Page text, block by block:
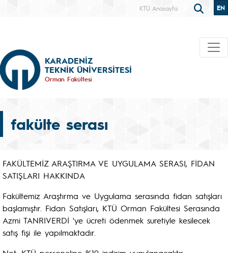
KTÜ Anasayfa EN
KARADENİZ
TEKNİK ÜNİVERSİTESİ
Orman Fakültesi
fakülte serası
FAKÜLTEMİZ ARAŞTIRMA VE UYGULAMA SERASI, FİDAN
SATIŞLARI HAKKINDA
Fakültemiz Araştırma ve Uygulama serasında fidan satışları
başlamıştır. Fidan Satışları, KTÜ Orman Fakültesi Serasında
Azmi TANRIVERDİ 'ye ücreti ödenmek suretiyle kesilecek
satış fişi ile yapılmaktadır.